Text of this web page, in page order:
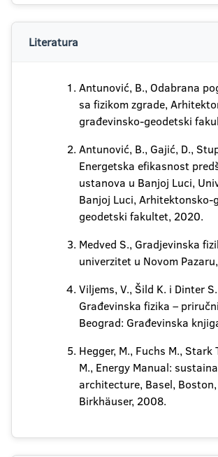
Literatura
Antunović, B., Odabrana
sa fizikom zgrade,
građevinsko-geodetski
Antunović, B., Gajić, D.,
Energetska efikasnost
ustanova u Banjoj Luci,
Banjoj Luci, Arhitektonsko-
geodetski fakultet, 2020.
Medved S., Gradjevinska
univerzitet u Novom
Viljems, V., Šild K. i Dinter
Građevinska fizika –
Beograd: Građevinska
Hegger, M., Fuchs M., Stark
M., Energy Manual:
architecture, Basel,
Birkhäuser, 2008.